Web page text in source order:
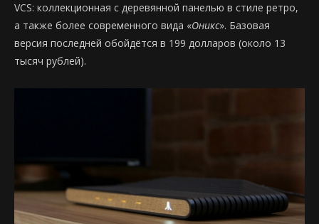
VCS: коллекционная с деревянной панелью в стиле ретро,
а также более современного вида «Оникс». Базовая
версия последней обойдётся в 199 долларов (около 13
тысяч рублей).